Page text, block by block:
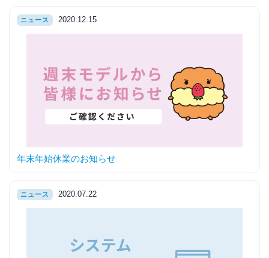
ニュース 2020.12.15
年末年始休業のお知らせ
ニュース 2020.07.22